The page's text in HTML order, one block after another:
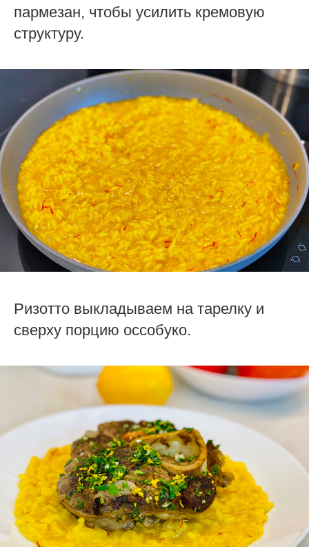
пармезан, чтобы усилить кремовую
структуру.
Ризотто выкладываем на тарелку и
сверху порцию оссобуко.